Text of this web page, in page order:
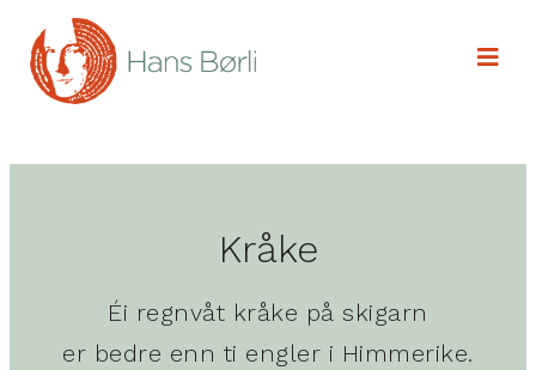
Kråke
Éi regnvåt kråke på skigarn
er bedre enn ti engler i Himmerike.